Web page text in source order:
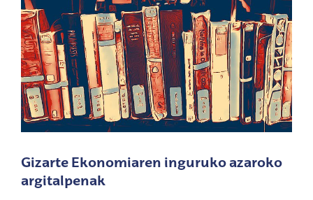
Gizarte Ekonomiaren inguruko azaroko
argitalpenak